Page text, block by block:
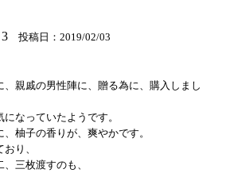
3 投稿日：2019/02/03
親戚の男性陣に、贈る為に、購入しまし
なっていたようです。
柚子の香りが、爽やかです。
り、
三枚渡すのも、